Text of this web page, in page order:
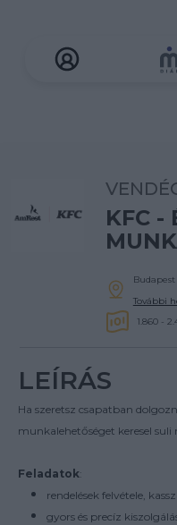
KFC -
További
1.860 -
LEÍRÁS
Ha szeretsz csapatban
munkalehetőséget keresel
Feladatok:
rendelések felvétele,
gyors és precíz